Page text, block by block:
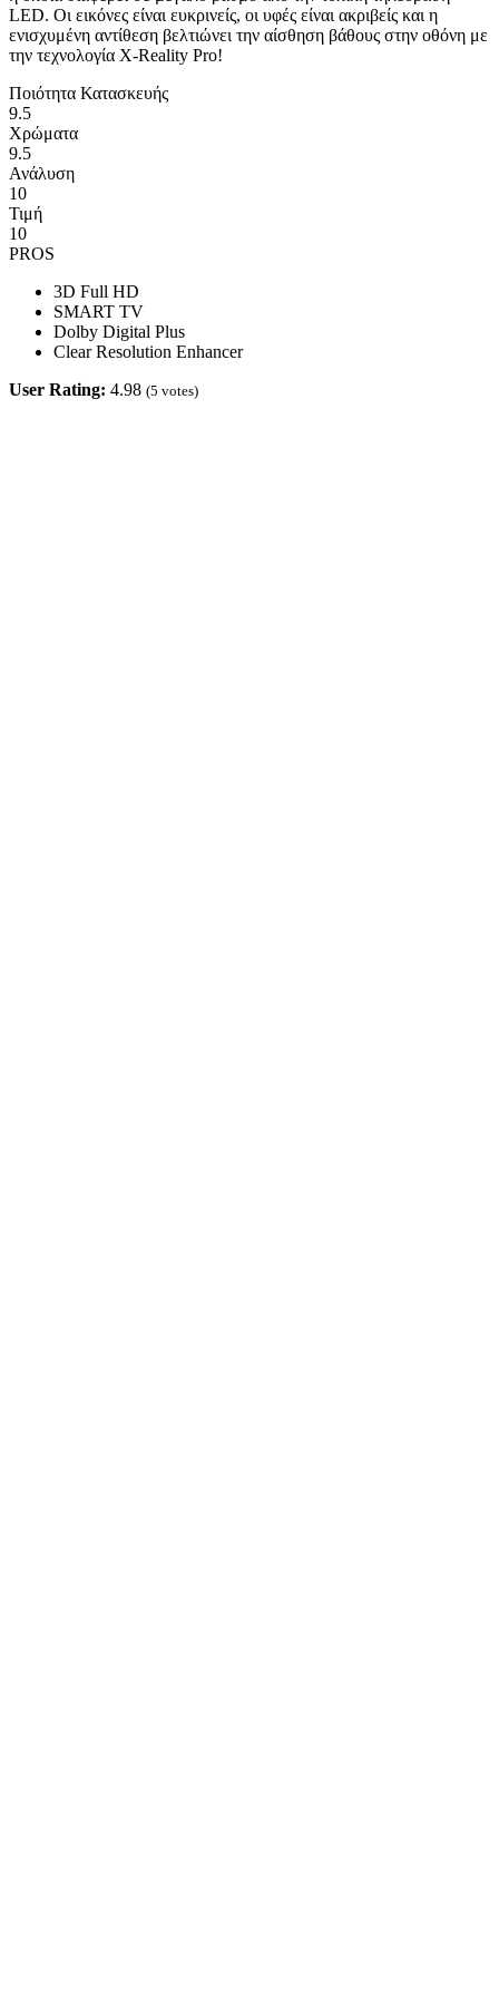
LED. Οι εικόνες είναι ευκρινείς, οι υφές είναι ακριβείς και η
ενισχυμένη αντίθεση βελτιώνει την αίσθηση βάθους στην οθόνη με
την τεχνολογία X-Reality Pro!
Ποιότητα Κατασκευής
9.5
Χρώματα
9.5
Ανάλυση
10
Τιμή
10
PROS
3D Full HD
SMART TV
Dolby Digital Plus
Clear Resolution Enhancer
User Rating: 4.98 (5 votes)